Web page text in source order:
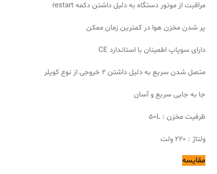
مراقبت از موتور دستگاه به دلیل داشتن دکمه restart
پر شدن مخزن هوا در کمترین زمان ممکن
دارای سوپاپ اطمینان با استاندارد CE
متصل شدن سریع به دلیل داشتن 2 خروجی از نوع کوپلر
جا به جایی سریع و آسان
ظرفیت مخزن : 50L
ولتاژ : 220 ولت
مقایسه